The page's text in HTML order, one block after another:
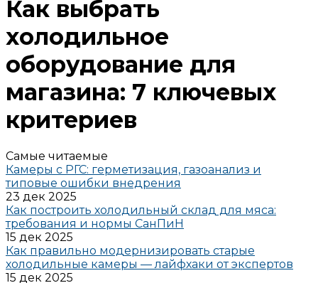
Как выбрать
холодильное
оборудование для
магазина: 7 ключевых
критериев
Самые читаемые
Камеры с РГС: герметизация, газоанализ и
типовые ошибки внедрения
23 дек 2025
Как построить холодильный склад для мяса:
требования и нормы СанПиН
15 дек 2025
Как правильно модернизировать старые
холодильные камеры — лайфхаки от экспертов
15 дек 2025